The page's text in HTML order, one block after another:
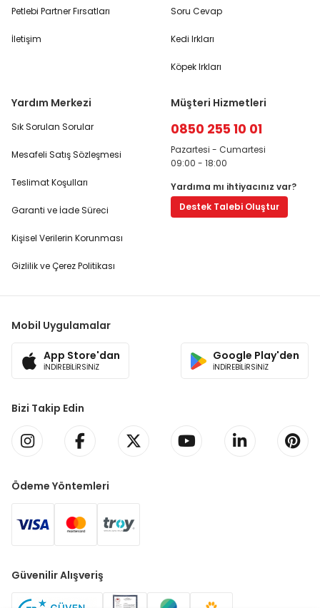
Petlebi Partner Fırsatları
İletişim
Soru Cevap
Kedi Irkları
Köpek Irkları
Yardım Merkezi
Sık Sorulan Sorular
Mesafeli Satış Sözleşmesi
Teslimat Koşulları
Garanti ve İade Süreci
Kişisel Verilerin Korunması
Gizlilik ve Çerez Politikası
Müşteri Hizmetleri
0850 255 10 01
Pazartesi - Cumartesi
09:00 - 18:00
Yardıma mı ihtiyacınız var?
Destek Talebi Oluştur
Mobil Uygulamalar
App Store'dan
İNDİREBİLİRSİNİZ
Google Play'den
İNDİREBİLİRSİNİZ
Bizi Takip Edin
Ödeme Yöntemleri
Güvenilir Alışveriş